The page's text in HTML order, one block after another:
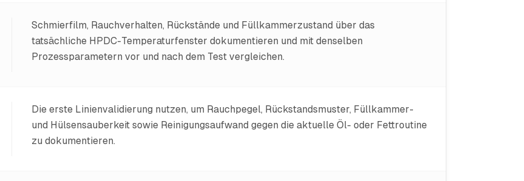
Schmierfilm, Rauchverhalten, Rückstände und Füllkammerzustand über das
tatsächliche HPDC-Temperaturfenster dokumentieren und mit denselben
Prozessparametern vor und nach dem Test vergleichen.
Die erste Linienvalidierung nutzen, um Rauchpegel, Rückstandsmuster, Füllkammer-
und Hülsensauberkeit sowie Reinigungsaufwand gegen die aktuelle Öl- oder Fettroutine
zu dokumentieren.